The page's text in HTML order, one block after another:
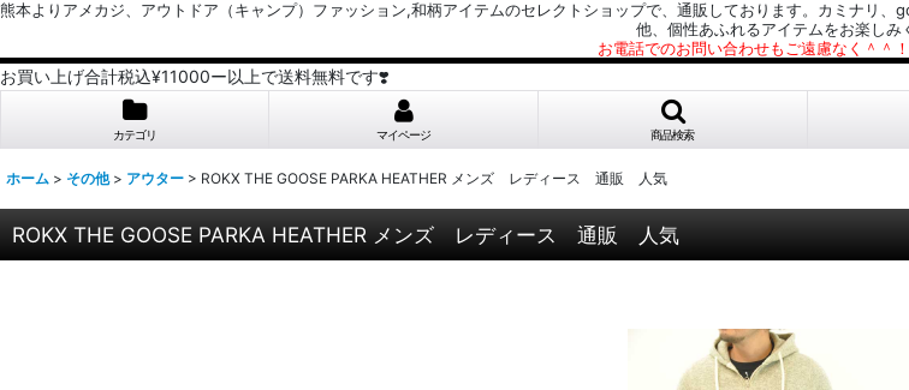
熊本よりアメカジ、アウトドア（キャンプ）ファッション,和柄アイテムのセレクトショップで、通販しております。カミナリ
他、個性あふれるアイテムをお楽しみ
お電話でのお問い合わせもご遠慮なく＾＾
お買い上げ合計税込¥11000ー以上で送料無料です❣️
カテゴリ マイページ 商品検索
ホーム > その他 > アウター > ROKX THE GOOSE PARKA HEATHER メンズ レディース 通販 人気
ROKX THE GOOSE PARKA HEATHER メンズ レディース 通販 人気